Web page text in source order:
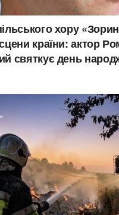
хору
країни: актор
святкує день